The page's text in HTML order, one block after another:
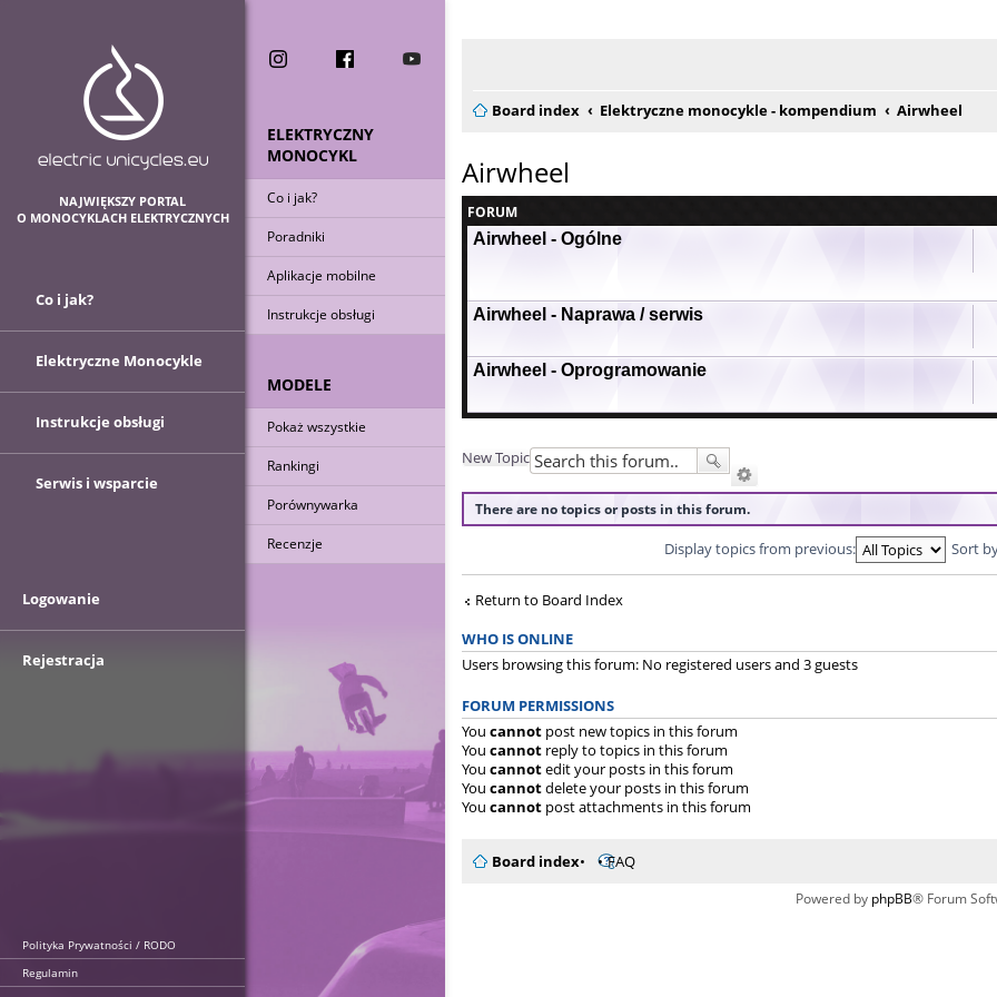
Board index Elektryczne monocykle - kompendium Airwheel
Airwheel
FORUM
Airwheel - Ogólne
Airwheel - Naprawa / serwis
Airwheel - Oprogramowanie
New Topic
There are no topics or posts in this forum.
Display topics from previous: Sort
Return to Board Index
WHO IS ONLINE
Users browsing this forum: No registered users and 3 guests
FORUM PERMISSIONS
You cannot post new topics in this forum
You cannot reply to topics in this forum
You cannotedit your posts in this forum
You cannotdelete your posts in this forum
You cannot post attachments in this forum
Board index FAQ
Powered by phpBB® Forum
ELEKTRYCZNY
MONOCYKL
Co i jak?
Poradniki
Aplikacje mobilne
Instrukcje obsługi
MODELE
Pokaż wszystkie
Rankingi
Porównywarka
Recenzje
NAJWIĘKSZY PORTAL
O MONOCYKLACH ELEKTRYCZNYCH
Co i jak?
Elektryczne Monocykle
Instrukcje obsługi
Serwis i wsparcie
Logowanie
Rejestracja
Polityka Prywatności / RODO
Regulamin